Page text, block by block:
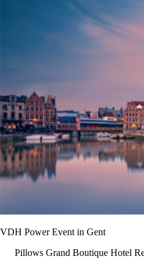
VDH Power Event in Gent
Pillows Grand Boutique Hotel